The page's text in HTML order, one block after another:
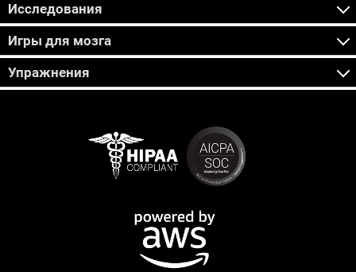
Исследования
Игры для мозга
Упражнения